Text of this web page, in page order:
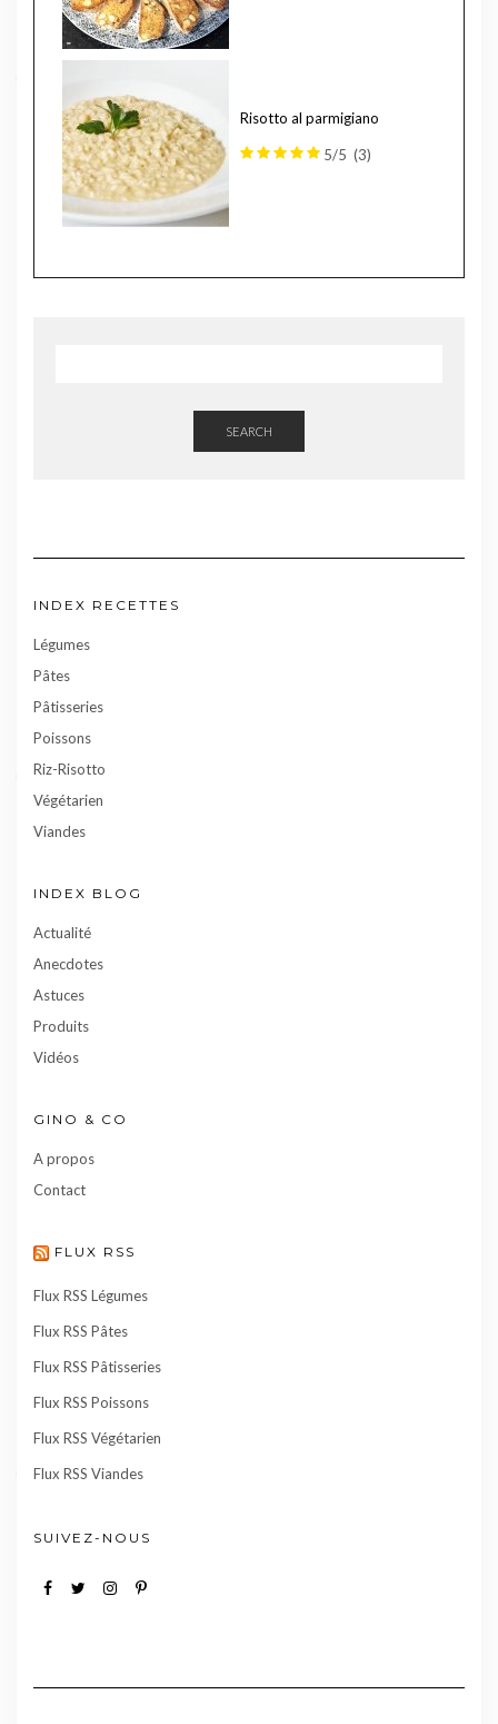
Risotto al parmigiano
5/5 (3)
SEARCH
INDEX RECETTES
Légumes
Pâtes
Pâtisseries
Poissons
Riz-Risotto
Végétarien
Viandes
INDEX BLOG
Actualité
Anecdotes
Astuces
Produits
Vidéos
GINO & CO
A propos
Contact
FLUX RSS
Flux RSS Légumes
Flux RSS Pâtes
Flux RSS Pâtisseries
Flux RSS Poissons
Flux RSS Végétarien
Flux RSS Viandes
SUIVEZ-NOUS